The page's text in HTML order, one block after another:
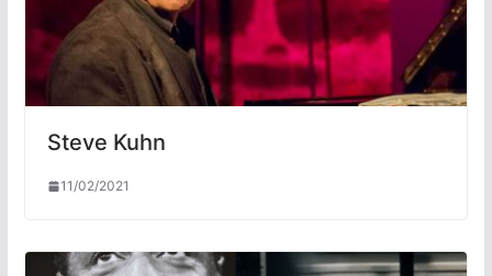
Steve Kuhn
11/02/2021